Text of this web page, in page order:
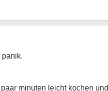
minuten leicht kochen